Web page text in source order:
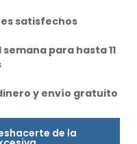
satisfechos
para hasta 11
y envío gratuito
de la